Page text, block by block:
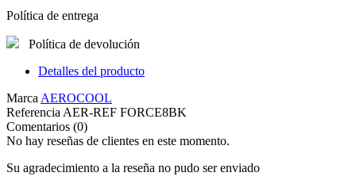
Política de entrega
Política de devolución
Detalles del producto
MarcaAEROCOOL
ReferenciaAER-REF FORCE8BK
Comentarios (0)
No hay reseñas de clientes en este momento.
Su agradecimiento a la reseña no pudo ser enviado